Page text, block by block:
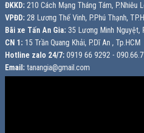
ĐKKD: 210 Cách Mạng Tháng Tám, P.Nhiêu
VPĐD: 28 Lương Thế Vinh, P.Phú Thạnh,
Bãi xe Tấn An Gia: 35 Lương Minh Nguyệt,
CN 1: 15 Trần Quang Khải, P.Dĩ An , Tp.HCM
Hotline zalo 24/7: 0919 66 9292 -
Email: tanangia@gmail.com